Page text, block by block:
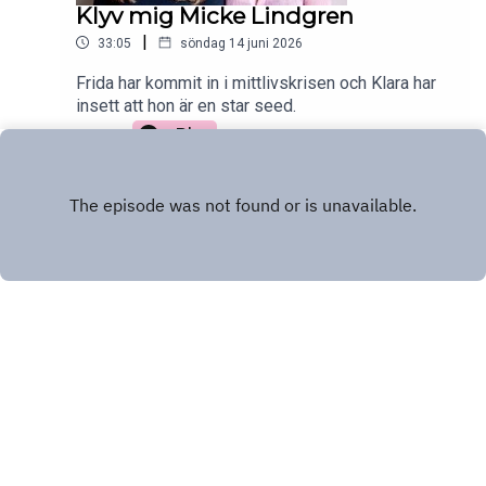
Klyv mig Micke Lindgren
33:05 | söndag 14 juni 2026
Frida har kommit in i mittlivskrisen och Klara har
insett att hon är en star seed.
Play